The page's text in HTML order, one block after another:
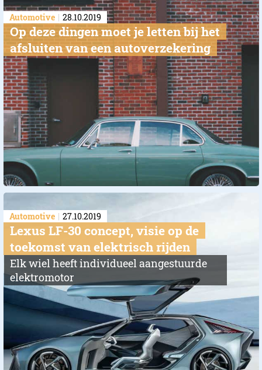
Automotive 28.10.2019
​Op deze dingen moet je letten bij het
afsluiten van een autoverzekering
Automotive 27.10.2019
Lexus LF-30 concept, visie op de
toekomst van elektrisch rijden
Elk wiel heeft individueel aangestuurde
elektromotor